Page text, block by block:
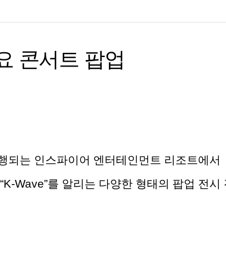
콘서트 팝업
되는 인스파이어 엔터테인먼트 리조트에서
“K-Wave”를 알리는 다양한 형태의 팝업 전시